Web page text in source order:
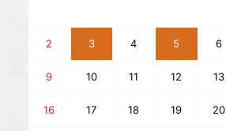
2 3 4 5 6
9 10 11 12 13
16 17 18 19 20